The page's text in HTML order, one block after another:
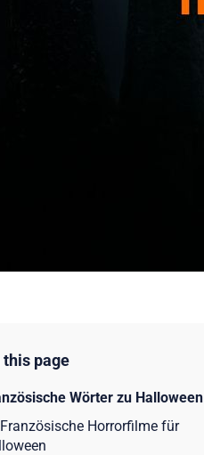
this page
Wörter zu Halloween
Horrorfilme für